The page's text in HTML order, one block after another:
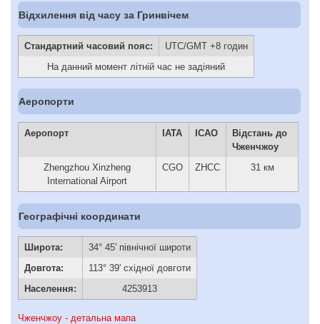
Відхилення від часу за Гринвічем
Стандартний часовий пояс:
UTC/GMT +8 годин
На данний момент літній час не задіяний
Аеропорти
Аеропорт IATA ICAO
Відстань до
Чженчжоу
Zhengzhou Xinzheng
International Airport
CGO ZHCC 31 км
Географічні координати
Широта:
34° 45' північної широти
Довгота:
113° 39' східної довготи
Населення:
4253913
Чженчжоу - детальна мапа